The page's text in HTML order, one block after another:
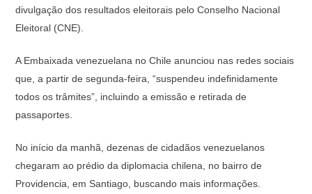
divulgação dos resultados eleitorais pelo Conselho Nacional
Eleitoral (CNE).
A Embaixada venezuelana no Chile anunciou nas redes sociais
que, a partir de segunda-feira, “suspendeu indefinidamente
todos os trâmites”, incluindo a emissão e retirada de
passaportes.
No início da manhã, dezenas de cidadãos venezuelanos
chegaram ao prédio da diplomacia chilena, no bairro de
Providencia, em Santiago, buscando mais informações.